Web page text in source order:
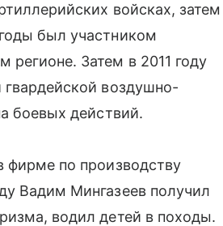
войсках, затем
был участником
регионе. Затем в 2011 году
воздушно-
боевых действий.
фирме по производству
Вадим Мингазеев получил
водил детей в походы.